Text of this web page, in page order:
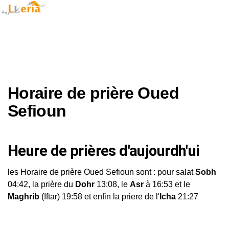
Horaire de prière Oued
Sefioun
Heure de prières d'aujourdh'ui
les Horaire de prière Oued Sefioun sont : pour salatSobh
04:42, la prière du Dohr 13:08, le Asr à 16:53 et le
Maghrib (Iftar) 19:58 et enfin la priere de l' Icha 21:27